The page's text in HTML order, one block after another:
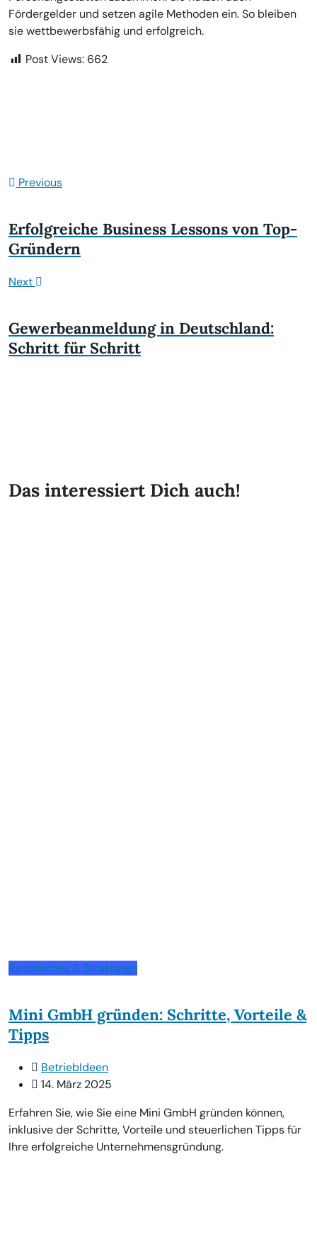
Fördergelder und setzen agile Methoden ein. So bleiben
sie wettbewerbsfähig und erfolgreich.
Post Views: 662
Previous
Erfolgreiche Business Lessons von Top-
Gründern
Next
Gewerbeanmeldung in Deutschland:
Schritt für Schritt
Das interessiert Dich auch!
Rechtliches & Strategien
Mini GmbH gründen: Schritte, Vorteile &
Tipps
BetriebIdeen
14. März 2025
Erfahren Sie, wie Sie eine Mini GmbH gründen können,
inklusive der Schritte, Vorteile und steuerlichen Tipps für
Ihre erfolgreiche Unternehmensgründung.